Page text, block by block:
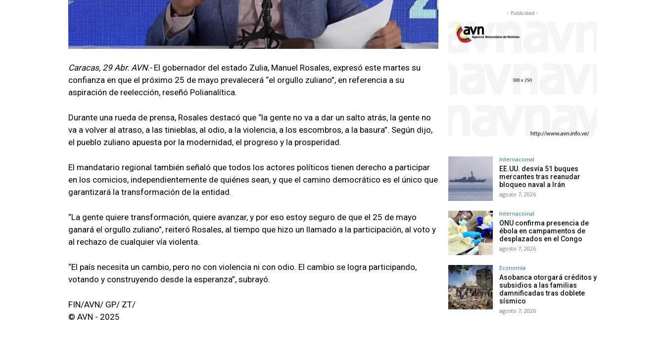
Caracas, 29 Abr. AVN.- El gobernador del estado Zulia, Manuel Rosales, expresó este martes su
confianza en que el próximo 25 de mayo prevalecerá “el orgullo zuliano”, en referencia a su
aspiración de reelección, reseñó Polianalítica.
Durante una rueda de prensa, Rosales destacó que “la gente no va a dar un salto atrás, la gente no
va a volver al atraso, a las tinieblas, al odio, a la violencia, a los escombros, a la basura”. Según dijo,
el pueblo zuliano apuesta por la modernidad, el progreso y la prosperidad.
El mandatario regional también señaló que todos los actores políticos tienen derecho a participar
en los comicios, independientemente de quiénes sean, y que el camino democrático es el único que
garantizará la transformación de la entidad.
“La gente quiere transformación, quiere avanzar, y por eso estoy seguro de que el 25 de mayo
ganará el orgullo zuliano”, reiteró Rosales, al tiempo que hizo un llamado a la participación, al voto y
al rechazo de cualquier vía violenta.
“El país necesita un cambio, pero no con violencia ni con odio. El cambio se logra participando,
votando y construyendo desde la esperanza”, subrayó.
FIN/AVN/ GP/ ZT/
© AVN - 2025
- Publicidad -
Internacional
EE.UU. desvía 51 buques
mercantes tras reanudar
bloqueo naval a Irán
agosto 7, 2026
Internacional
ONU confirma presencia de
ébola en campamentos de
desplazados en el Congo
agosto 7, 2026
Economía
Asobanca otorgará créditos y
subsidios a las familias
damnificadas tras doblete
sísmico
agosto 7, 2026